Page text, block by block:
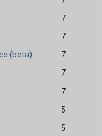
7
7
(beta)
7
7
7
5
5